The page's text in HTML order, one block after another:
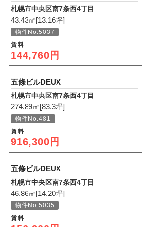
札幌市中央区南7条西4丁目
43.43㎡[13.16坪]
物件No.5037
賃料
144,760円
五條ビルDEUX
札幌市中央区南7条西4丁目
274.89㎡[83.3坪]
物件No.481
賃料
916,300円
五條ビルDEUX
札幌市中央区南7条西4丁目
46.86㎡[14.20坪]
物件No.5035
賃料